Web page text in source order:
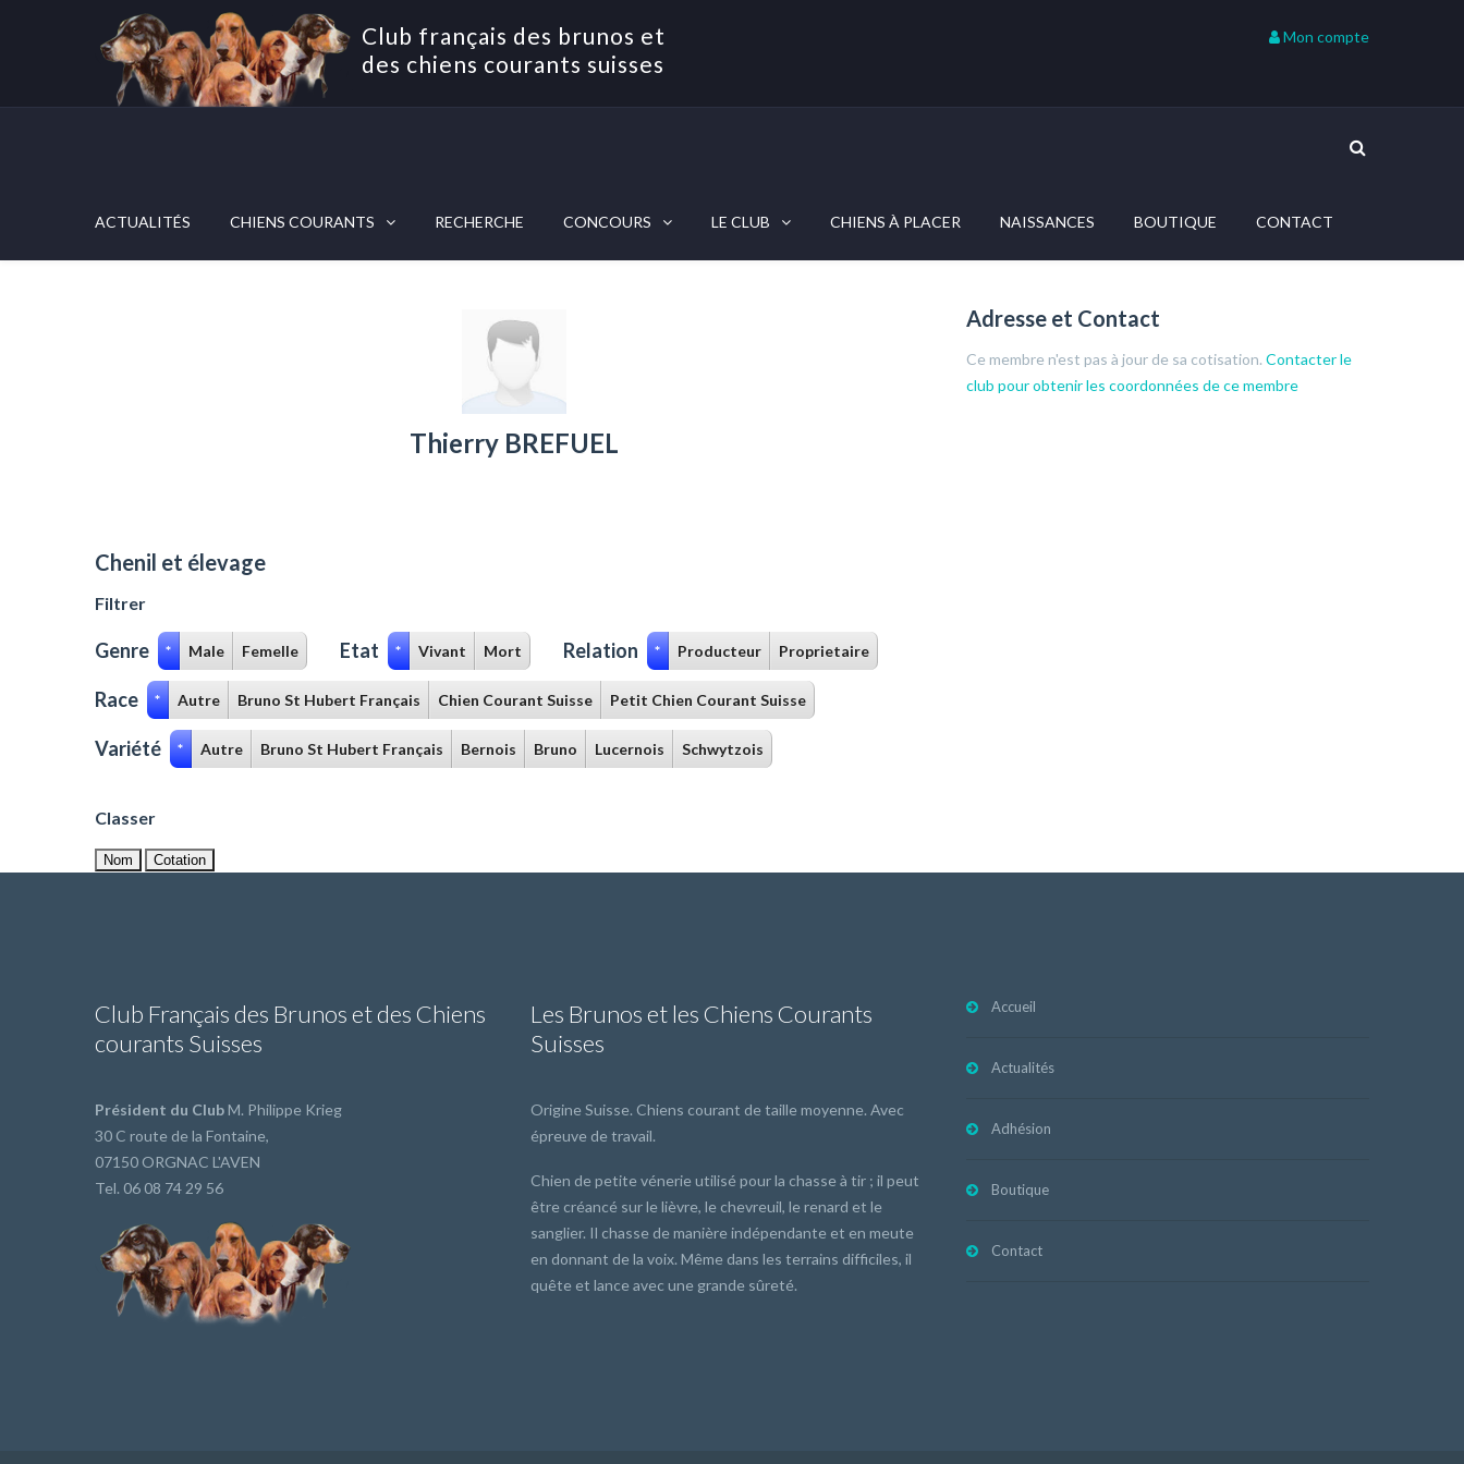
Club français des brunos et
des chiens courants suisses
Mon compte
ACTUALITÉS CHIENS COURANTS RECHERCHE CONCOURS LE CLUB CHIENS À PLACER NAISSANCES BOUTIQUE CONTACT
Thierry BREFUEL
Adresse et Contact
Ce membre n'est pas à jour de sa cotisation. Contacter le
club pour obtenir les coordonnées de ce membre
Chenil et élevage
Filtrer
Genre * Male Femelle Etat * Vivant Mort Relation * Producteur Proprietaire
Race * Autre Bruno St Hubert Français Chien Courant Suisse Petit Chien Courant Suisse
Variété * Autre Bruno St Hubert Français Bernois Bruno Lucernois Schwytzois
Classer
Nom Cotation
Club Français des Brunos et des Chiens
courants Suisses
Président du ClubM. Philippe Krieg
30 C route de la Fontaine,
07150 ORGNAC L'AVEN
Tel. 06 08 74 29 56
Les Brunos et les Chiens Courants
Suisses
Origine Suisse. Chiens courant de taille moyenne. Avec
épreuve de travail.
Chien de petite vénerie utilisé pour la chasse à tir ; il peut
être créancé sur le lièvre, le chevreuil, le renard et le
sanglier. Il chasse de manière indépendante et en meute
en donnant de la voix. Même dans les terrains difficiles, il
quête et lance avec une grande sûreté.
Accueil
Actualités
Adhésion
Boutique
Contact